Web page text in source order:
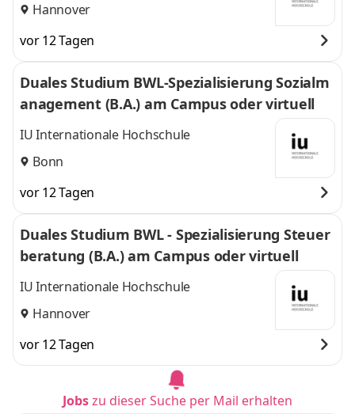
Hannover
vor 12 Tagen
Duales Studium BWL-Spezialisierung Sozialm
anagement (B.A.) am Campus oder virtuell
IU Internationale Hochschule
Bonn
vor 12 Tagen
Duales Studium BWL - Spezialisierung Steuer
beratung (B.A.) am Campus oder virtuell
IU Internationale Hochschule
Hannover
vor 12 Tagen
Jobszu dieser Suche per Mail erhalten